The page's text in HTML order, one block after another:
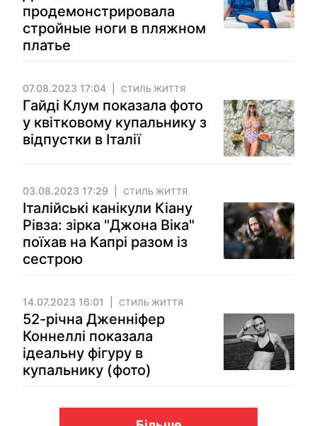
продемонстрировала
стройные ноги в пляжном
платье
07.08.2023 17:04 СТИЛЬ ЖИТТЯ
Гайді Клум показала фото
у квітковому купальнику з
відпустки в Італії
03.08.2023 17:29 СТИЛЬ ЖИТТЯ
Італійські канікули Кіану
Рівза: зірка "Джона Віка"
поїхав на Капрі разом із
сестрою
14.07.2023 16:01 СТИЛЬ ЖИТТЯ
52-річна Дженніфер
Коннеллі показала
ідеальну фігуру в
купальнику (фото)